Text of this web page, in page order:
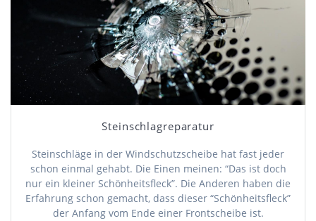
Steinschlagreparatur
Steinschläge in der Windschutzscheibe hat fast jeder
schon einmal gehabt. Die Einen meinen: “Das ist doch
nur ein kleiner Schönheitsfleck”. Die Anderen haben die
Erfahrung schon gemacht, dass dieser “Schönheitsfleck”
der Anfang vom Ende einer Frontscheibe ist.